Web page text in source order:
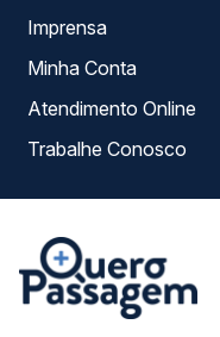
Imprensa
Minha Conta
Atendimento Online
Trabalhe Conosco